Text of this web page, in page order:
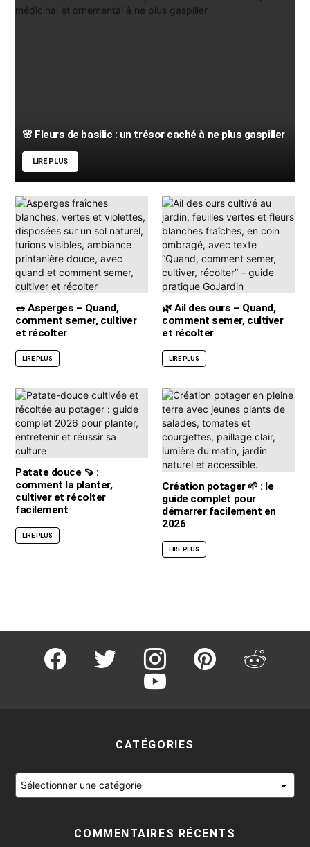
🌸 Fleurs de basilic : un trésor caché à ne plus gaspiller
LIRE PLUS
🥗 Asperges – Quand,
comment semer, cultiver
et récolter
LIRE PLUS
🌿 Ail des ours – Quand,
comment semer, cultiver
et récolter
LIRE PLUS
Patate douce 🍠 :
comment la planter,
cultiver et récolter
facilement
LIRE PLUS
Création potager 🌱 : le
guide complet pour
démarrer facilement en
2026
LIRE PLUS
facebook twitter instagram pinterest reddit
youtube
CATÉGORIES
Catégories
COMMENTAIRES RÉCENTS